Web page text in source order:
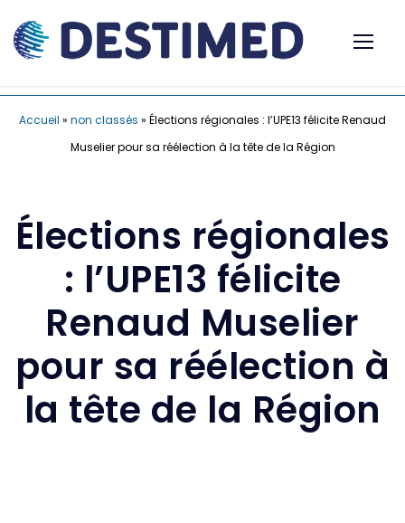
Accueil » non classés » Élections régionales : l’UPE13 félicite Renaud
Muselier pour sa réélection à la tête de la Région
Élections régionales
: l’UPE13 félicite
Renaud Muselier
pour sa réélection à
la tête de la Région